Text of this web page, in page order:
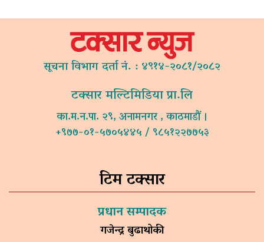
सूचना विभाग दर्ता नं. : ४९१४-२०८१/२०८२
टक्सार मल्टिमिडिया प्रा.लि
का.म.न.पा. २९, अनामनगर , काठमाडौं ।
+९७७-०१-५७०५४४५ / ९८५१२२७७५३
टिम टक्सार
प्रधान सम्पादक
गजेन्द्र बुढाथोकी